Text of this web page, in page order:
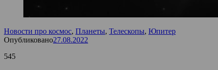
Новости про космос, Планеты, Телескопы, Юпитер
Опубликовано27.08.2022
545